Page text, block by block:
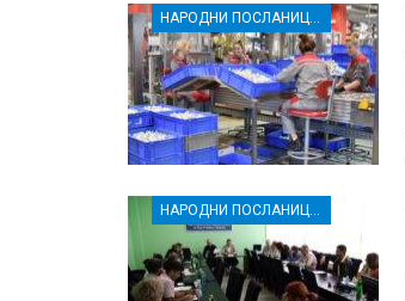
НАРОДНИ ПОСЛАНИЦИ И ГРАЂАНИ РАСИНСКОГ ОКРУГА ЗАЈЕДНО ЗА БОЉА РАДНА ПРАВА
НАРОДНИ ПОСЛАНИЦИ И ГРАЂАНИ РАСИНСКОГ ОКРУГА ЗАЈЕДНО ЗА БОЉА РАДНА ПРАВА